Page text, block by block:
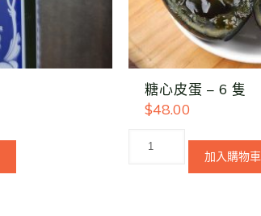
糖心皮蛋 – 6 隻
$48.00
加入購物車